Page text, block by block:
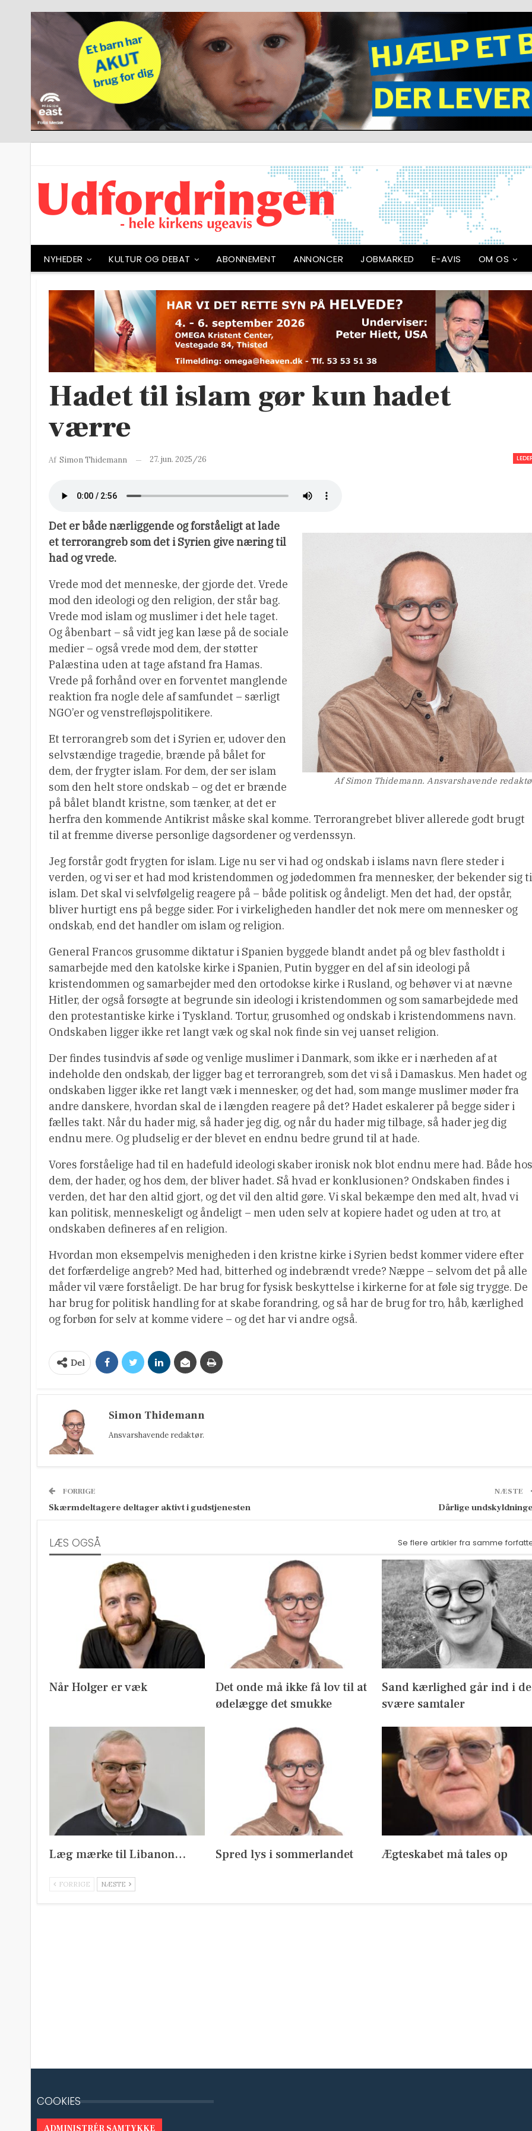
NYHEDER KULTUR OG DEBAT ABONNEMENT ANNONCER JOBMARKED E-AVIS OM OS
Hadet til islam gør kun hadet
værre
Af Simon Thidemann 27. jun. 2025/26
Af Simon Thidemann. Ansvarshavende
Det er både nærliggende og forståeligt at lade
et terrorangreb som det i Syrien give næring til
had og vrede.
Vrede mod det menneske, der gjorde det. Vrede
mod den ideologi og den religion, der står bag.
Vrede mod islam og muslimer i det hele taget.
Og åbenbart – så vidt jeg kan læse på de sociale
medier – også vrede mod dem, der støtter
Palæstina uden at tage afstand fra Hamas.
Vrede på forhånd over en forventet manglende
reaktion fra nogle dele af samfundet – særligt
NGO’er og venstrefløjspolitikere.
Et terrorangreb som det i Syrien er, udover den
selvstændige tragedie, brænde på bålet for
dem, der frygter islam. For dem, der ser islam
som den helt store ondskab – og det er brænde
på bålet blandt kristne, som tænker, at det er
herfra den kommende Antikrist måske skal komme. Terrorangrebet bliver allerede godt brugt
til at fremme diverse personlige dagsordener og verdenssyn.
Jeg forstår godt frygten for islam. Lige nu ser vi had og ondskab i islams navn flere steder i
verden, og vi ser et had mod kristendommen og jødedommen fra mennesker, der bekender sig
islam. Det skal vi selvfølgelig reagere på – både politisk og åndeligt. Men det had, der opstår,
bliver hurtigt ens på begge sider. For i virkeligheden handler det nok mere om mennesker og
ondskab, end det handler om islam og religion.
General Francos grusomme diktatur i Spanien byggede blandt andet på og blev fastholdt i
samarbejde med den katolske kirke i Spanien, Putin bygger en del af sin ideologi på
kristendommen og samarbejder med den ortodokse kirke i Rusland, og behøver vi at nævne
Hitler, der også forsøgte at begrunde sin ideologi i kristendommen og som samarbejdede med
den protestantiske kirke i Tyskland. Tortur, grusomhed og ondskab i kristendommens navn.
Ondskaben ligger ikke ret langt væk og skal nok finde sin vej uanset religion.
Der findes tusindvis af søde og venlige muslimer i Danmark, som ikke er i nærheden af at
indeholde den ondskab, der ligger bag et terrorangreb, som det vi så i Damaskus. Men hadet og
ondskaben ligger ikke ret langt væk i mennesker, og det had, som mange muslimer møder fra
andre danskere, hvordan skal de i længden reagere på det? Hadet eskalerer på begge sider i
fælles takt. Når du hader mig, så hader jeg dig, og når du hader mig tilbage, så hader jeg dig
endnu mere. Og pludselig er der blevet en endnu bedre grund til at hade.
Vores forståelige had til en hadefuld ideologi skaber ironisk nok blot endnu mere had. Både hos
dem, der hader, og hos dem, der bliver hadet. Så hvad er konklusionen? Ondskaben findes i
verden, det har den altid gjort, og det vil den altid gøre. Vi skal bekæmpe den med alt, hvad vi
kan politisk, menneskeligt og åndeligt – men uden selv at kopiere hadet og uden at tro, at
ondskaben defineres af en religion.
Hvordan mon eksempelvis menigheden i den kristne kirke i Syrien bedst kommer videre efter
det forfærdelige angreb? Med had, bitterhed og indebrændt vrede? Næppe – selvom det på alle
måder vil være forståeligt. De har brug for fysisk beskyttelse i kirkerne for at føle sig trygge. De
har brug for politisk handling for at skabe forandring, og så har de brug for tro, håb, kærlighed
og forbøn for selv at komme videre – og det har vi andre også.
Del
Simon Thidemann
Ansvarshavende redaktør.
FORRIGE
Skærmdeltagere deltager aktivt i gudstjenesten
NÆSTE
Dårlige
LÆS OGSÅ Se flere artikler fra samme
Når Holger er væk
Det onde må ikke få lov til at
ødelægge det smukke
Sand kærlighed går ind i de
svære samtaler
Læg mærke til Libanon… Spred lys i sommerlandet Ægteskabet må tales op
FORRIGE NÆSTE
COOKIES
ADMINISTRÉR SAMTYKKE